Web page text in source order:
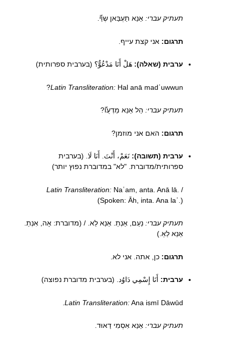
תעתיק עברי:אַנַא תַעְבַּאן שְוַיّ.
תרגום: אני קצת עייף.
ערבית (שאלה): هَلْ أَنَا مَدْعُوٌّ؟ (בערבית ספרותית)
Latin Transliteration: Hal anā madʿuwwun?
תעתיק עברי:הַל אַנַא מַדְעֻוّ?
תרגום: האם אני מוזמן?
ערבית (תשובה): نَعَمْ، أَنْتَ. أَنَا لَا. (בערבית
ספרותית/מדוברת. "לא" במדוברת נפוץ יותר)
Latin Transliteration: Naʿam, anta. Anā lā. /
(Spoken: Āh, inta. Ana laʾ.)
תעתיק עברי:נַעַם, אַנְתַ. אַנַא לַא. / (מדוברת: אָה, אִנְתַ.
אַנַא לַאְ.)
תרגום: כן, אתה. אני לא.
ערבית: أَنَا إِسْمِي دَاوُد. (בערבית מדוברת נפוצה)
Latin Transliteration:Ana ismī Dāwūd.
תעתיק עברי:אַנַא אִסְמִי דַאוּד.